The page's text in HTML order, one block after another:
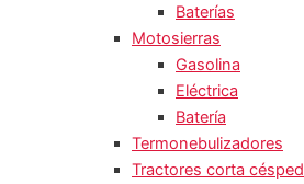
Baterías
Motosierras
Gasolina
Eléctrica
Batería
Termonebulizadores
Tractores corta césped